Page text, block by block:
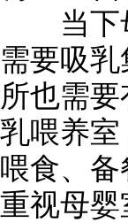
当下母
需要吸
所也需
乳喂养
喂食、
重视母